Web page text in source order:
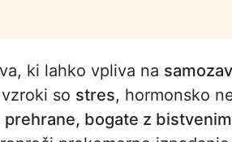
ki lahko vpliva na
so stres, hormonsko
prehrane, bogate z